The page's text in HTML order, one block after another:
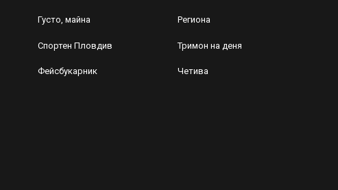
Густо, майна Региона
Спортен Пловдив Тримон на деня
Фейсбукарник Четива